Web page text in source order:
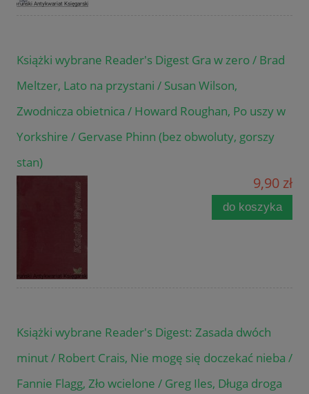
Książki wybrane Reader's Digest Gra w zero / Brad
Meltzer, Lato na przystani / Susan Wilson,
Zwodnicza obietnica / Howard Roughan, Po uszy w
Yorkshire / Gervase Phinn (bez obwoluty, gorszy
stan)
9,90 zł
do koszyka
Książki wybrane Reader's Digest: Zasada dwóch
minut / Robert Crais, Nie mogę się doczekać nieba /
Fannie Flagg, Zło wcielone / Greg Iles, Długa droga